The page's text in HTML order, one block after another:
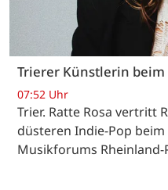
Trierer Künstlerin beim
07:52 Uhr
Trier. Ratte Rosa vertritt
düsteren Indie-Pop beim
Musikforums